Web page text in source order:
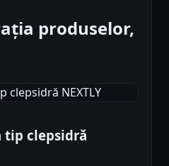
produselor,
tip clepsidră